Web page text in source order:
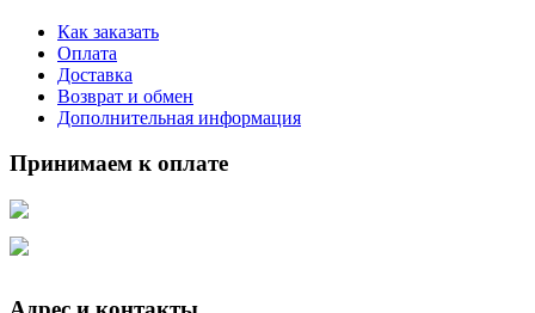
Как заказать
Оплата
Доставка
Возврат и обмен
Дополнительная информация
Принимаем к оплате